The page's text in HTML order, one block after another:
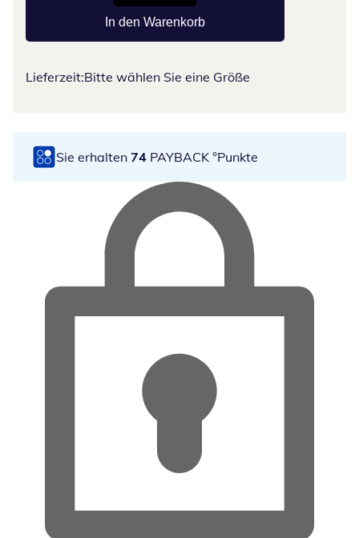
In den Warenkorb
Lieferzeit:Bitte wählen Sie eine Größe
Sie erhalten 74 PAYBACK °Punkte